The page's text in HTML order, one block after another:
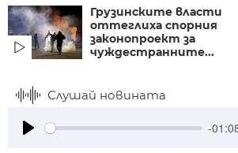
Грузинските власти
оттеглиха спорния
законопроект за
чуждестранните...
Слушай новината
-